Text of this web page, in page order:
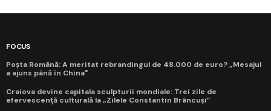
FOCUS
Poșta Română: A meritat rebrandingul de 48.000 de euro? „Mesajul
a ajuns până în China"
Craiova devine capitala sculpturii mondiale: Trei zile de
efervescență culturală la „Zilele Constantin Brâncuși”